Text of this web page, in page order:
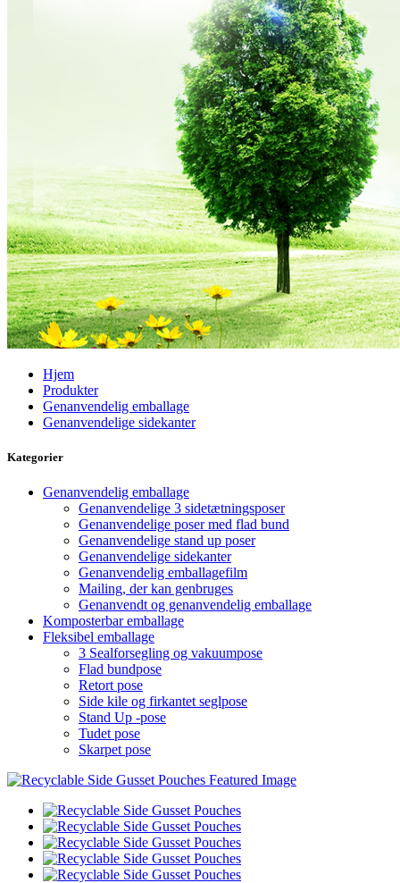
Hjem
Produkter
Genanvendelig emballage
Genanvendelige sidekanter
Kategorier
Genanvendelig emballage
Genanvendelige 3 sidetætningsposer
Genanvendelige poser med flad bund
Genanvendelige stand up poser
Genanvendelige sidekanter
Genanvendelig emballagefilm
Mailing, der kan genbruges
Genanvendt og genanvendelig emballage
Komposterbar emballage
Fleksibel emballage
3 Sealforsegling og vakuumpose
Flad bundpose
Retort pose
Side kile og firkantet seglpose
Stand Up -pose
Tudet pose
Skarpet pose